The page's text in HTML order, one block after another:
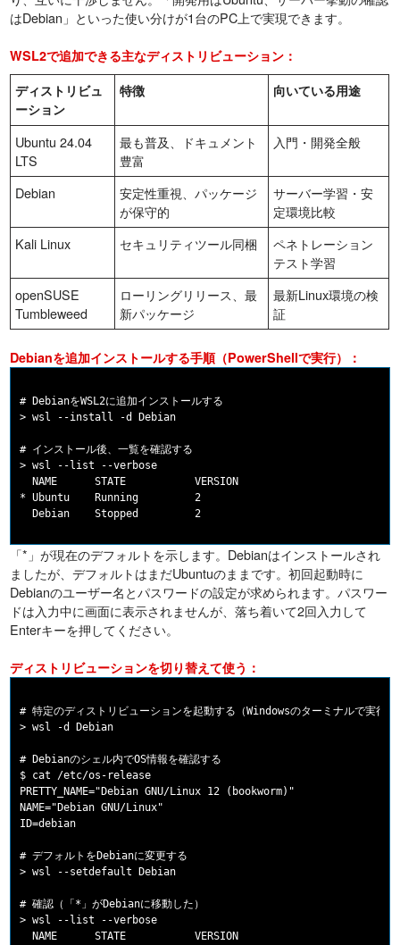
はDebian」といった使い分けが1台のPC上で実現できます。
WSL2で追加できる主なディストリビューション：
ディストリビュ
ーション
特徴 向いている用途
Ubuntu 24.04
LTS
最も普及、ドキュメント
豊富
入門・開発全般
Debian
安定性重視、パッケージ
が保守的
サーバー学習・安
定環境比較
Kali Linux
セキュリティツール同梱
ペネトレーション
テスト学習
openSUSE
Tumbleweed
ローリングリリース、最
新パッケージ
最新Linux環境の検
証
Debianを追加インストールする手順（PowerShellで実行）：
# DebianをWSL2に追加インストールする
> wsl --install -d Debian
# インストール後、一覧を確認する
> wsl --list --verbose
  NAME      STATE           VERSION
* Ubuntu    Running         2
「*」が現在のデフォルトを示します。Debianはインストールされ
ましたが、デフォルトはまだUbuntuのままです。初回起動時に
Debianのユーザー名とパスワードの設定が求められます。パスワー
ドは入力中に画面に表示されませんが、落ち着いて2回入力して
Enterキーを押してください。
ディストリビューションを切り替えて使う：
# 特定のディストリビューションを起動する（Windowsのターミナルで実行）
> wsl -d Debian
# Debianのシェル内でOS情報を確認する
$ cat /etc/os-release
PRETTY_NAME="Debian GNU/Linux 12 (bookworm)"
NAME="Debian GNU/Linux"
ID=debian
# デフォルトをDebianに変更する
> wsl --setdefault Debian
# 確認（「*」がDebianに移動した）
> wsl --list --verbose
  NAME      STATE           VERSION